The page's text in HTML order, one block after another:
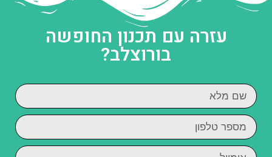
עזרה עם תכנון החופשה
בורוצלב?